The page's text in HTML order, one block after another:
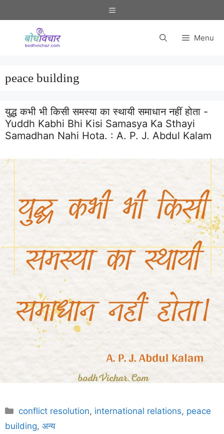
to
Menu
Menu
peace building
युद्ध कभी भी किसी समस्या का स्थायी समाधान नहीं होता -
Yuddh Kabhi Bhi Kisi Samasya Ka Sthayi
Samadhan Nahi Hota. : A. P. J. Abdul Kalam
Categories
conflict resolution, international relations, peace
building, अन्य